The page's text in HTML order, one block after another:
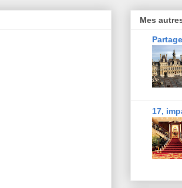
Mes
17,